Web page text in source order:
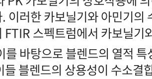
이러한 카보닐기와 아민기의
FTIR 스펙트럼에서 카보닐기
를 바탕으로 블렌드의 열적
들 블렌드의 상용성이 수소결